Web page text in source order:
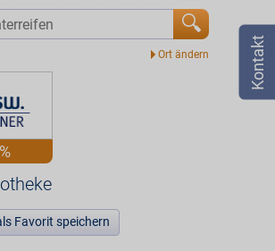
25 82
Apotheke
Favorit speichern